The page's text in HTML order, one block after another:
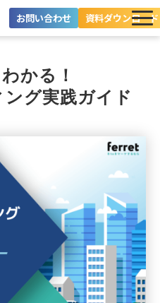
お問い合わせ 資料ダウンロード
能一覧
例
ラン
情報
かる！
グ実践ガイド